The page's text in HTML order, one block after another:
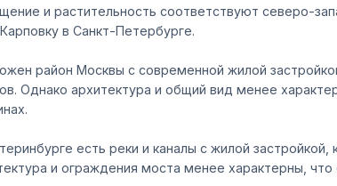
и растительность соответствуют северо-
в Санкт-Петербурге.
район Москвы с современной жилой
Однако архитектура и общий вид менее
есть реки и каналы с жилой
и ограждения моста менее характерны, что